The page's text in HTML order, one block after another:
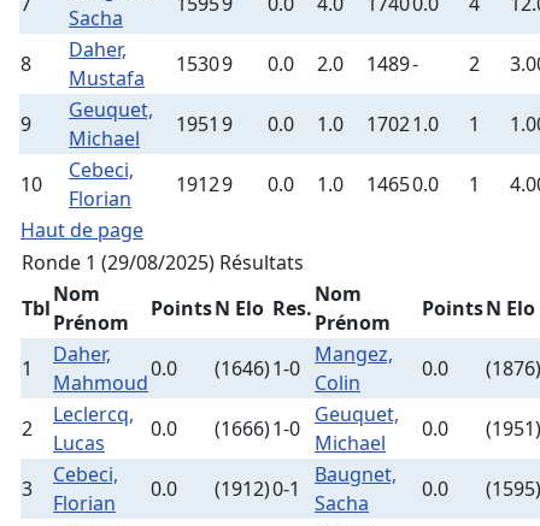
Sacha
8
Daher,
Mustafa
15309 0.0 2.0 1489- 2
9
Geuquet,
Michael
1951 9 0.0 1.0 17021.0 1
10
Cebeci,
Florian
19129 0.0 1.0 14650.0 1
Haut de page
Ronde 1 (29/08/2025) Résultats
Tbl
Nom
Prénom
PointsN Elo Res.
Nom
Prénom
PointsN Elo
1
Daher,
Mahmoud
0.0 (1646)1-0
Mangez,
Colin
0.0 (1876)
2
Leclercq,
Lucas
0.0 (1666)1-0
Geuquet,
Michael
0.0 (1951)
3
Cebeci,
Florian
0.0 (1912)0-1
Baugnet,
Sacha
0.0 (1595)